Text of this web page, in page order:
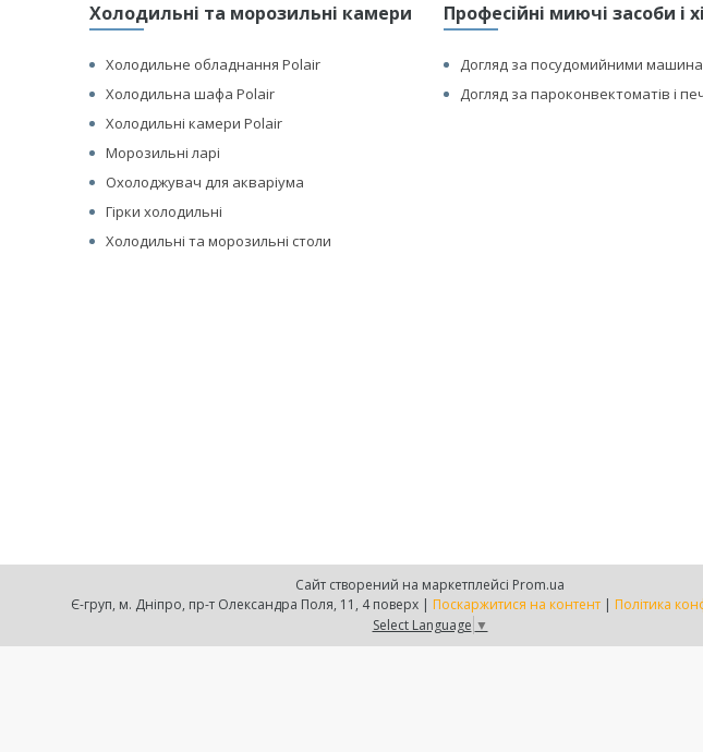
Холодильні та морозильні камери
Холодильне обладнання Polair
Холодильна шафа Polair
Холодильні камери Polair
Морозильні ларі
Охолоджувач для акваріума
Гірки холодильні
Холодильні та морозильні столи
Професійні миючі засоби і
Догляд за посудомийними
Догляд за пароконвектоматів і
Сайт створений на маркетплейсі Prom.ua
Є-груп, м. Дніпро, пр-т Олександра Поля, 11, 4 поверх | Поскаржитися на контент | Політика
Select Language ▼